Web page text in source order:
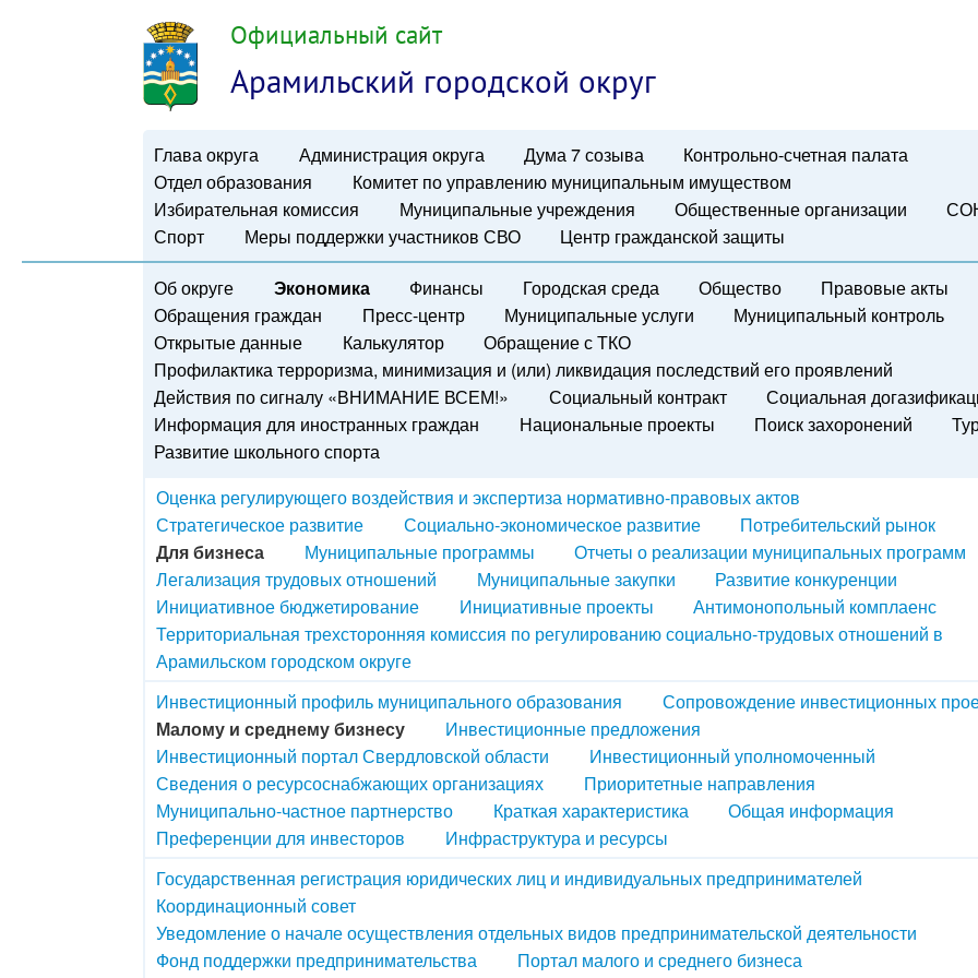
Официальный сайт
Арамильский городской округ
Глава округа Администрация округа Дума 7 созыва
Контрольно-счетная палата
Отдел образования
Комитет по управлению муниципальным имуществом
Избирательная комиссия
Муниципальные учреждения Общественные организации
Спорт
Меры поддержки участников СВО Центр гражданской защиты
Об округе Экономика Финансы Городская среда Общество
Правовые акты
Обращения граждан
Пресс-центр Муниципальные услуги
Муниципальный контроль
Открытые данные
Калькулятор
Обращение с ТКО
Профилактика терроризма, минимизация и (или) ликвидация последствий его проявлений
Действия по сигналу «ВНИМАНИЕ ВСЕМ!»
Социальный контракт
Социальная
Информация для иностранных граждан
Национальные проекты Поиск захоронений
Развитие школьного спорта
Оценка регулирующего воздействия и экспертиза нормативно-правовых актов
Стратегическое развитие
Социально-экономическое развитие
Потребительский рынок
Для бизнеса
Муниципальные программы
Отчеты о реализации муниципальных программ
Легализация трудовых отношений
Муниципальные закупки
Развитие конкуренции
Инициативное бюджетирование
Инициативные проекты
Антимонопольный комплаенс
Территориальная трехсторонняя комиссия по регулированию социально-трудовых отношений в
Арамильском городском округе
Инвестиционный профиль муниципального образования
Сопровождение инвестиционных
Малому и среднему бизнесу
Инвестиционные предложения
Инвестиционный портал Свердловской области
Инвестиционный уполномоченный
Сведения о ресурсоснабжающих организациях
Приоритетные направления
Муниципально-частное партнерство
Краткая характеристика
Общая информация
Преференции для инвесторов
Инфраструктура и ресурсы
Государственная регистрация юридических лиц и индивидуальных предпринимателей
Координационный совет
Уведомление о начале осуществления отдельных видов предпринимательской деятельности
Фонд поддержки предпринимательства
Портал малого и среднего бизнеса